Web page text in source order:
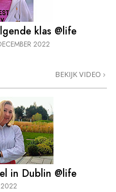
klas @life
2022
BEKIJK VIDEO
in Dublin @life
2022